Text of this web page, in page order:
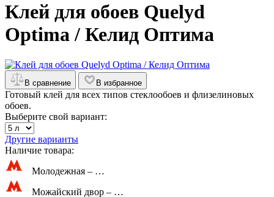
Клей для обоев Quelyd
Optima / Келид Оптима
В сравнение В избранное
Готовый клей для всех типов стеклообоев и флизелиновых
обоев.
Выберите свой вариант:
Другие варианты
Наличие товара:
Молодежная – …
Можайский двор – …